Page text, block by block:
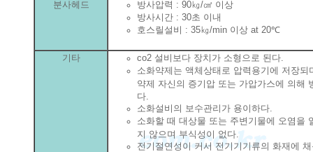
분사헤드
방사압력 : 90㎏/㎠ 이상
방사시간 : 30초 이내
호스릴설비 : 35㎏/min 이상 at 20℃
기타
co2 설비보다 장치가 소형으로 된다.
소화약제는 액체상태로 압력용기에 저장되
약제 자신의 증기압 또는 가압가스에 의해
다.
소화설비의 보수관리가 용이하다.
소화할 때 대상물 또는 주변기물에 오염을
지 않으며 부식성이 없다.
전기절연성이 커서 전기기기류의 화재에